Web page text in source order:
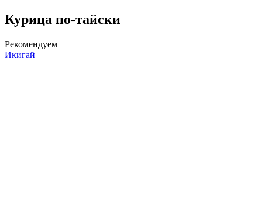
Курица по-тайски
Рекомендуем
Икигай